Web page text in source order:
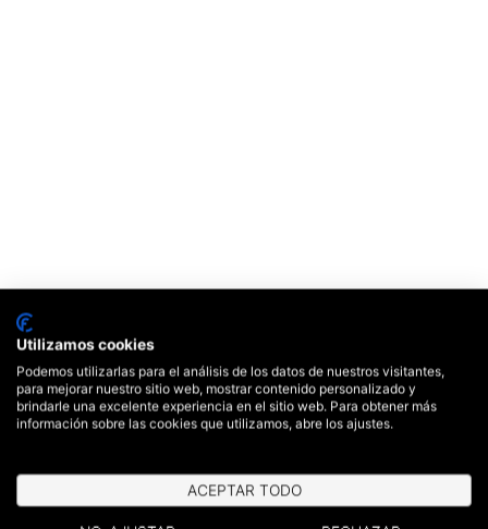
Utilizamos cookies
Podemos utilizarlas para el análisis de los datos de nuestros visitantes,
para mejorar nuestro sitio web, mostrar contenido personalizado y
brindarle una excelente experiencia en el sitio web. Para obtener más
información sobre las cookies que utilizamos, abre los ajustes.
ACEPTAR TODO